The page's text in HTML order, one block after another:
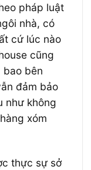
pháp luật
nhà, có
cứ lúc nào
cũng
bên
đảm bảo
như không
xóm
thực sự sở